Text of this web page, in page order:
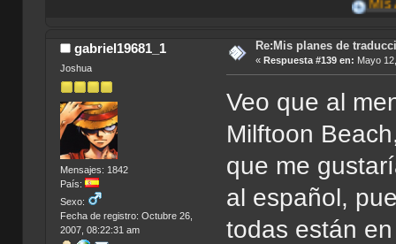
Mis Aportes
gabriel19681_1
Joshua
Mensajes: 1842
País:
Sexo:
Fecha de registro: Octubre 26,
2007, 08:22:31 am
Re:Mis planes de
« Respuesta #139 en: Mayo
Veo que al
Milftoon
que me
al español,
todas están